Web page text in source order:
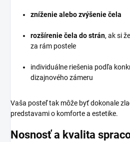
zníženie alebo zvýšenie čela
rozšírenie čela do strán, ak si
za rám postele
individuálne riešenia podľa
dizajnového zámeru
Vaša posteľ tak môže byť dokonale
predstavami o komforte a estetike.
Nosnosť a kvalita